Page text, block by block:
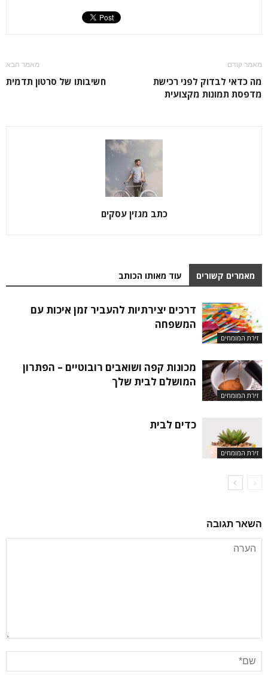
מאמר קודם
מה כדאי לבדוק לפני רכישת
מדפסת תמונות מקצועית
מאמר הבא
חשיבותו של סרטון תדמית
כתב מגזין עסקים
מאמרים קשורים עוד מאותו הכותב
זירת המומחים
דרכים יצירתיות להעביר זמן איכות עם
המשפחה
זירת המומחים
מכונות קפה ושואבים רובוטיים – הפתרון
המושלם לבית שלך
זירת המומחים
כדים לבית
השאר תגובה